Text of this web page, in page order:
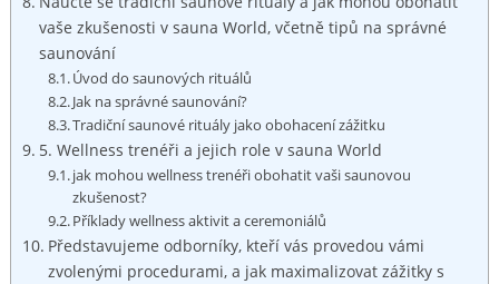
vaše⁣ zkušenosti v sauna World, včetně ⁣tipů ​na správné
saunování
Úvod do saunových ‍rituálů
Jak na správné ⁤saunování?
Tradiční saunové ⁣rituály jako⁣ obohacení zážitku
5.​ Wellness trenéři a​ jejich role v sauna ⁢World
jak mohou wellness trenéři obohatit vaši saunovou⁤
zkušenost?
Příklady wellness aktivit a ceremoniálů
Představujeme odborníky, kteří ⁣vás provedou⁤ vámi⁤
zvolenými procedurami, ‌a jak maximalizovat zážitky s